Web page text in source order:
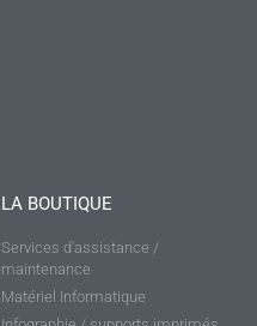
LA BOUTIQUE
Services d'assistance /
maintenance
Matériel Informatique